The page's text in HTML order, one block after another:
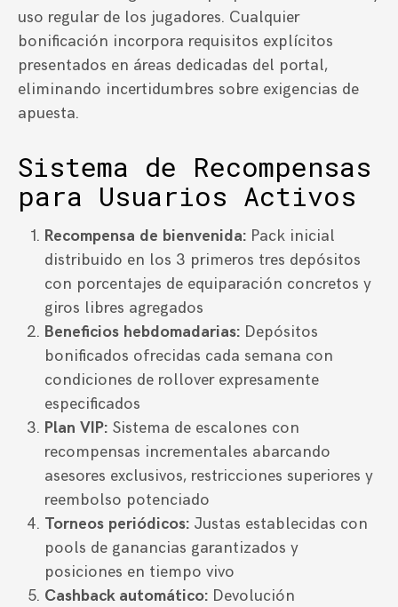
uso regular de los jugadores. Cualquier
bonificación incorpora requisitos explícitos
presentados en áreas dedicadas del portal,
eliminando incertidumbres sobre exigencias de
apuesta.
Sistema de Recompensas
para Usuarios Activos
Recompensa de bienvenida: Pack inicial
distribuido en los 3 primeros tres depósitos
con porcentajes de equiparación concretos y
giros libres agregados
Beneficios hebdomadarias: Depósitos
bonificados ofrecidas cada semana con
condiciones de rollover expresamente
especificados
Plan VIP: Sistema de escalones con
recompensas incrementales abarcando
asesores exclusivos, restricciones superiores y
reembolso potenciado
Torneos periódicos: Justas establecidas con
pools de ganancias garantizados y
posiciones en tiempo vivo
Cashback automático: Devolución